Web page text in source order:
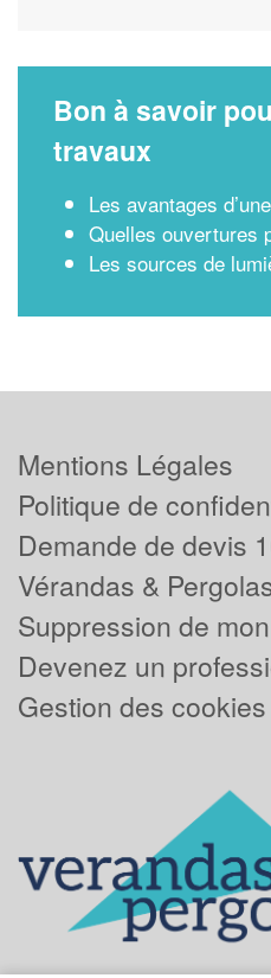
Bon à savoir
travaux
Les avantages
Quelles ouvertures
Les sources de
Mentions Légales
Politique de
Demande de devis
Vérandas &
Suppression de
Devenez un
Gestion des cookies